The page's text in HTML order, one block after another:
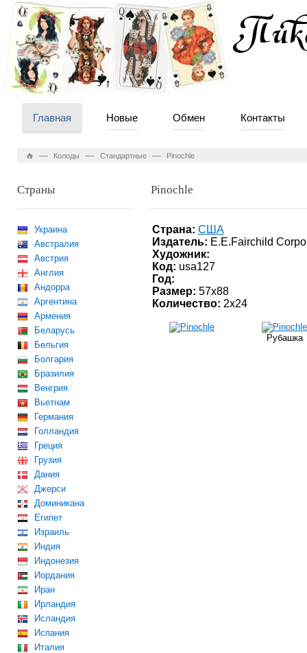
Главная Новые Обмен Контакты
— Колоды — Стандартные — Pinochle
Страны
Украина
Австралия
Австрия
Англия
Андорра
Аргентина
Армения
Беларусь
Бельгия
Болгария
Бразилия
Венгрия
Вьетнам
Германия
Голландия
Греция
Грузия
Дания
Джерси
Доминикана
Египет
Израиль
Индия
Индонезия
Иордания
Иран
Ирландия
Исландия
Испания
Италия
Pinochle
Страна: США
Издатель: E.E.Fairchild
Художник:
Код: usa127
Год:
Размер: 57x88
Количество: 2x24
Рубашка